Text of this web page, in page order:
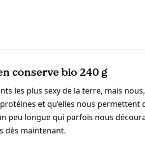
conserve bio 240 g
les plus sexy de la terre, mais
et qu’elles nous permettent
peu longue qui parfois nous
dès maintenant.